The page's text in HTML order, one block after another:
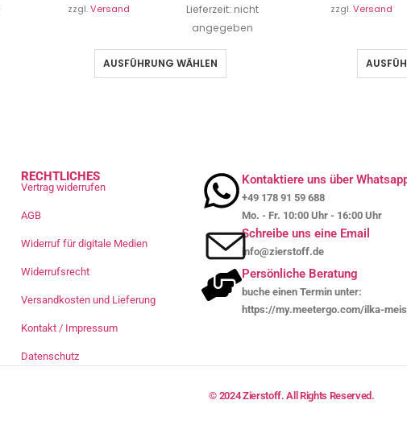
zzgl.Versand
Lieferzeit: nicht
angegeben
AUSFÜHRUNG WÄHLEN
zzgl.Versand
RECHTLICHES
Vertrag widerrufen
AGB
Widerruf für digitale Medien
Widerrufsrecht
Versandkosten und Lieferung
Kontakt / Impressum
Datenschutz
Kontaktiere uns über
+49 178 91 59 688
Mo. - Fr. 10:00 Uhr - 16:00 Uhr
Schreibe uns eine Email
info@zierstoff.de
Persönliche Beratung
buche einen Termin unter:
https://my.meetergo.com/ilka-
© 2024 Zierstoff. All Rights Reserved.